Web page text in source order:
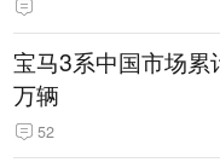
宝马3系中国市场
万辆
52